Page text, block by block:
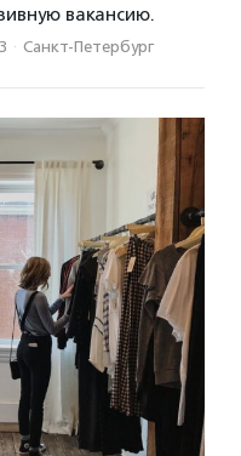
вакансию.
· Санкт-Петербург